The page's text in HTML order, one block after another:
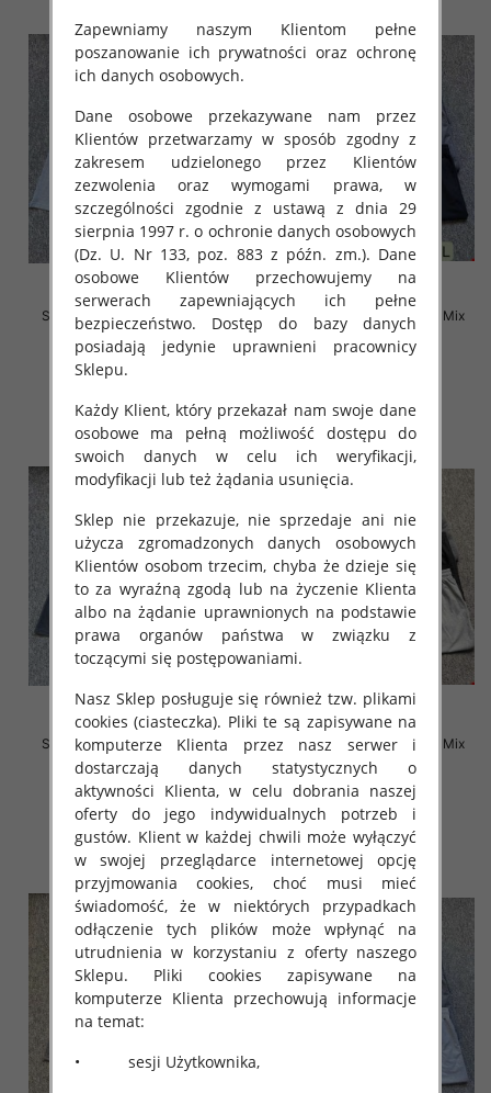
Szorty męska Roz M-4XL, Mix
kolor Paczka 12 szt
12.00 zł
Szorty męska Roz M-4XL, Mix
kolor Paczka 12 szt
Szorty męska Roz M-4XL, Mix
kolor Paczka 12 szt
12.00 zł
szczegóły
Szorty męska Roz M-4XL, Mix
kolor Paczka 12 szt
12.00 zł
szczegóły
Zapewniamy naszym Klientom pełne
poszanowanie ich prywatności oraz ochronę
ich danych osobowych.
Dane osobowe przekazywane nam przez
Klientów przetwarzamy w sposób zgodny z
zakresem udzielonego przez Klientów
zezwolenia oraz wymogami prawa, w
szczególności zgodnie z ustawą z dnia 29
sierpnia 1997 r. o ochronie danych osobowych
(Dz. U. Nr 133, poz. 883 z późn. zm.). Dane
osobowe Klientów przechowujemy na
serwerach zapewniających ich pełne
bezpieczeństwo. Dostęp do bazy danych
posiadają jedynie uprawnieni pracownicy
Sklepu.
Każdy Klient, który przekazał nam swoje dane
osobowe ma pełną możliwość dostępu do
swoich danych w celu ich weryfikacji,
modyfikacji lub też żądania usunięcia.
Sklep nie przekazuje, nie sprzedaje ani nie
użycza zgromadzonych danych osobowych
Klientów osobom trzecim, chyba że dzieje się
to za wyraźną zgodą lub na życzenie Klienta
albo na żądanie uprawnionych na podstawie
prawa organów państwa w związku z
toczącymi się postępowaniami.
Nasz Sklep posługuje się również tzw. plikami
cookies (ciasteczka). Pliki te są zapisywane na
komputerze Klienta przez nasz serwer i
dostarczają danych statystycznych o
aktywności Klienta, w celu dobrania naszej
oferty do jego indywidualnych potrzeb i
gustów. Klient w każdej chwili może wyłączyć
w swojej przeglądarce internetowej opcję
przyjmowania cookies, choć musi mieć
świadomość, że w niektórych przypadkach
odłączenie tych plików może wpłynąć na
utrudnienia w korzystaniu z oferty naszego
Sklepu. Pliki cookies zapisywane na
komputerze Klienta przechowują informacje
na temat:
• sesji Użytkownika,